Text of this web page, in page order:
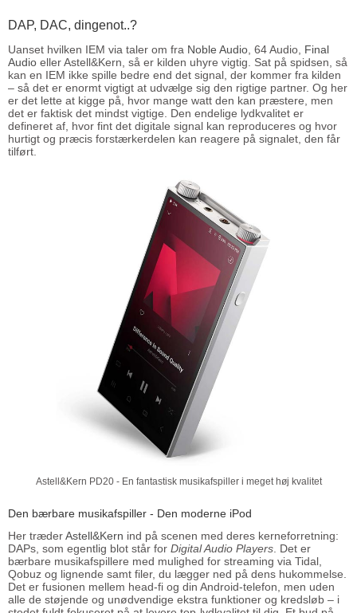
DAP, DAC, dingenot..?
Uanset hvilken IEM via taler om fra Noble Audio , 64 Audio, Final
Audio eller Astell&Kern, så er kilden uhyre vigtig. Sat på spidsen, så
kan en IEM ikke spille bedre end det signal, der kommer fra kilden
– så det er enormt vigtigt at udvælge sig den rigtige partner. Og her
er det lette at kigge på, hvor mange watt den kan præstere, men
det er faktisk det mindst vigtige. Den endelige lydkvalitet er
defineret af, hvor fint det digitale signal kan reproduceres og hvor
hurtigt og præcis forstærkerdelen kan reagere på signalet, den får
tilført.
Astell&Kern PD20 - En fantastisk musikafspiller i meget høj kvalitet
Den bærbare musikafspiller - Den moderne iPod
Her træderAstell&Kern ind på scenen med deres kerneforretning:
DAPs, som egentlig blot står for Digital Audio Players . Det er
bærbare musikafspillere med mulighed for streaming via Tidal,
Qobuz og lignende samt filer, du lægger ned på dens hukommelse.
Det er fusionen mellem head-fi og din Android-telefon, men uden
alle de støjende og unødvendige ekstra funktioner og kredsløb – i